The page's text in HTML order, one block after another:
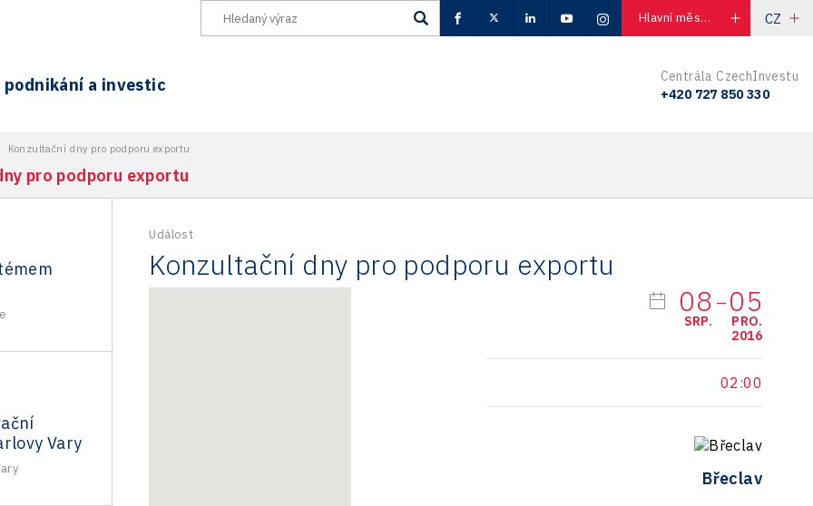
Hlavní město Praha CZ
a investic
Centrála CzechInvestu
+420 727 850 330
Konzultační dny pro podporu exportu
pro podporu exportu
Vary
Událost
Konzultační dny pro podporu exportu
08
SRP.
05
PRO.
2016
02:00
Břeclav